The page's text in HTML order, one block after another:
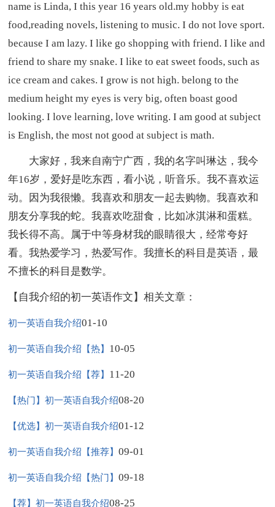
name is Linda, I this year 16 years old.my hobby is eat
food,reading novels, listening to music. I do not love sport.
because I am lazy. I like go shopping with friend. I like and
friend to share my snake. I like to eat sweet foods, such as
ice cream and cakes. I grow is not high. belong to the
medium height my eyes is very big, often boast good
looking. I love learning, love writing. I am good at subject
is English, the most not good at subject is math.
大家好，我来自南宁广西，我的名字叫琳达，我今
年16岁，爱好是吃东西，看小说，听音乐。我不喜欢运
动。因为我很懒。我喜欢和朋友一起去购物。我喜欢和
朋友分享我的蛇。我喜欢吃甜食，比如冰淇淋和蛋糕。
我长得不高。属于中等身材我的眼睛很大，经常夸好
看。我热爱学习，热爱写作。我擅长的科目是英语，最
不擅长的科目是数学。
【自我介绍的初一英语作文】相关文章：
初一英语自我介绍01-10
初一英语自我介绍【热】 10-05
初一英语自我介绍【荐】 11-20
【热门】初一英语自我介绍08-20
【优选】初一英语自我介绍01-12
初一英语自我介绍【推荐】09-01
初一英语自我介绍【热门】09-18
【荐】初一英语自我介绍08-25